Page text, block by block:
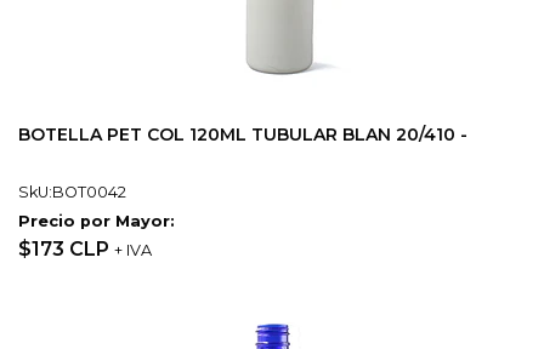
BOTELLA PET COL 120ML TUBULAR BLAN 20/410 -
SkU:BOT0042
Precio por Mayor:
$173 CLP + IVA